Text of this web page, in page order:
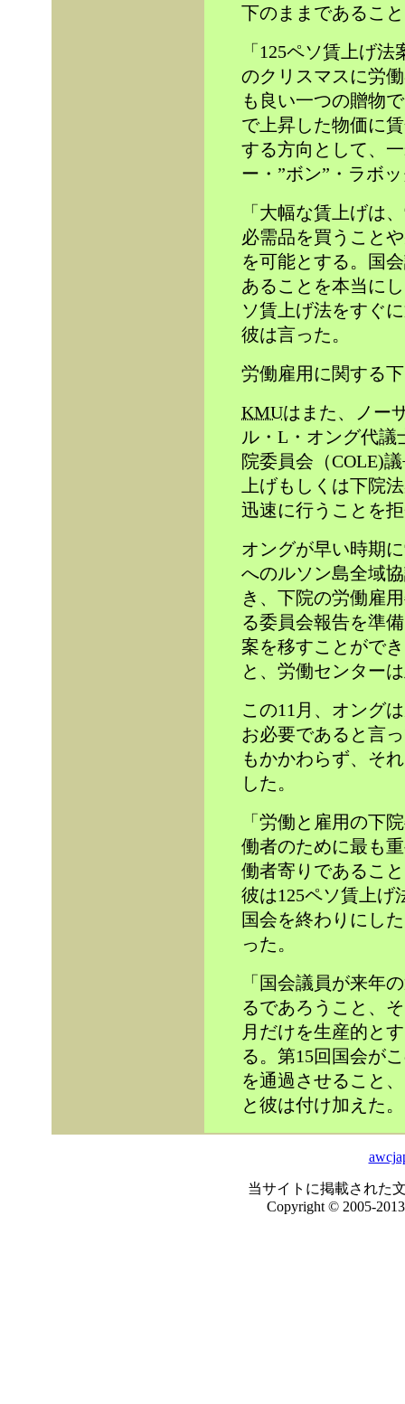
下のままであるこ
「125ペソ賃上げ
のクリスマスに労
も良い一つの贈物
で上昇した物価に
する方向として、
ー・”ボン”・ラボ
「大幅な賃上げは
必需品を買うこと
を可能とする。国
あることを本当に
ソ賃上げ法をすぐ
彼は言った。
労働雇用に関する
KMUはまた、ノー
ル・L・オング代議
院委員会（COLE)
上げもしくは下院
迅速に行うことを
オングが早い時期
へのルソン島全域
き、下院の労働雇
る委員会報告を準
案を移すことがで
と、労働センター
この11月、オング
お必要であると言
もかかわらず、そ
した。
「労働と雇用の下
働者のために最も
働者寄りであるこ
彼は125ペソ賃上げ
国会を終わりにし
った。
「国会議員が来年
るであろうこと、
月だけを生産的と
る。第15回国会が
を通過させること
と彼は付け加えた。
当サイトに掲載された
Copyright © 2005-